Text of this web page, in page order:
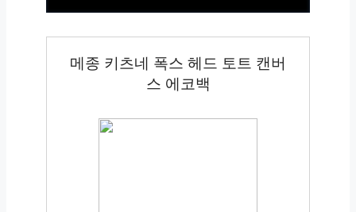
메종 키츠네 폭스 헤드 토트 캔버
스 에코백